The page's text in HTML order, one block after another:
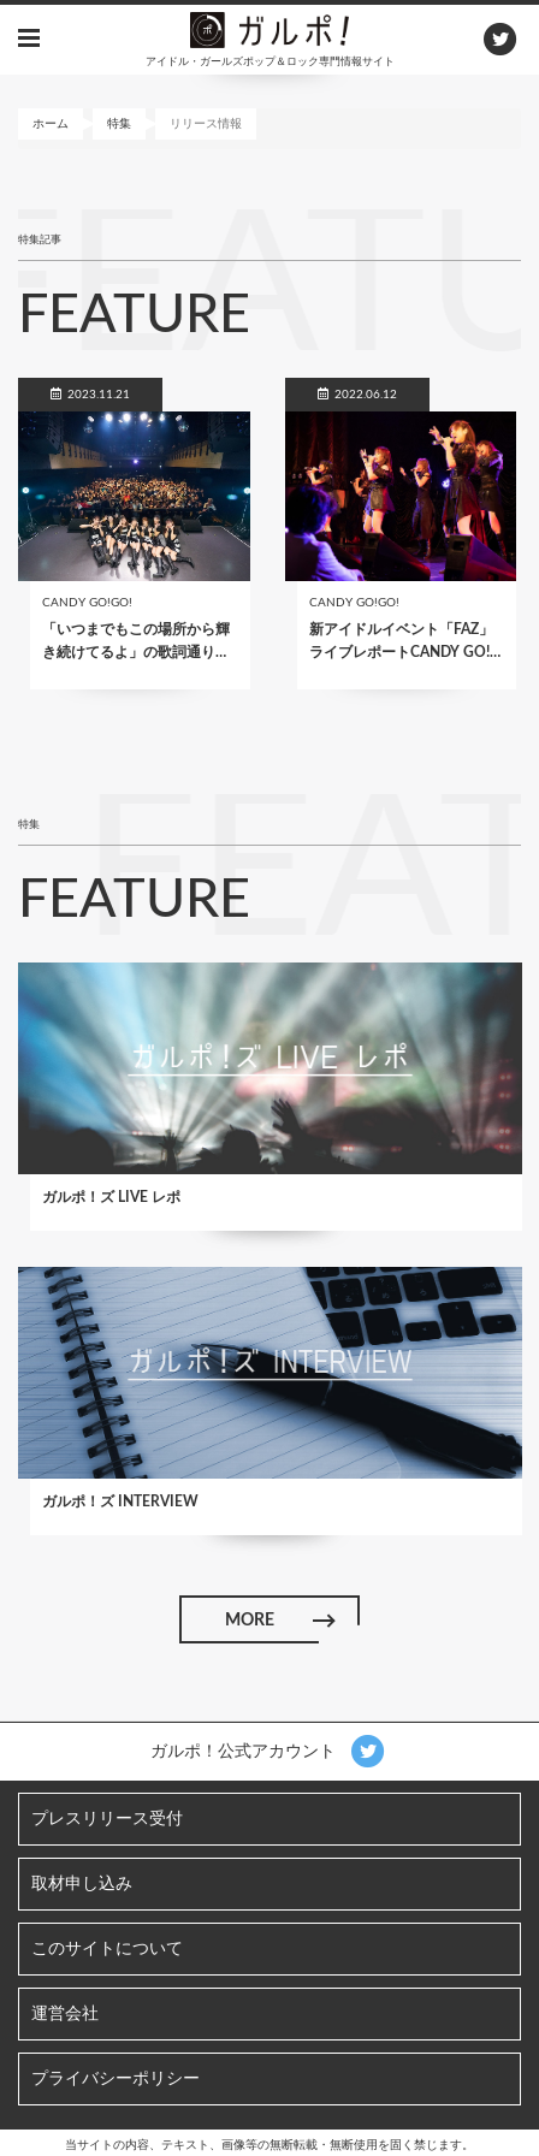
アイドル・ガールズポップ＆ロック専門情報サイト
ホーム 特集 リリース情報
特集記事
FEATURE
2023.11.21
CANDY GO!GO!
「いつまでもこの場所から輝
き続けてるよ」の歌詞通り…
2022.06.12
CANDY GO!GO!
新アイドルイベント「FAZ」
ライブレポートCANDY GO!…
特集
FEATURE
ガルポ！ズ LIVE レポ
ガルポ！ズ INTERVIEW
MORE
ガルポ！公式アカウント
プレスリリース受付
取材申し込み
このサイトについて
運営会社
プライバシーポリシー
当サイトの内容、テキスト、画像等の無断転載・無断使用を固く禁じます。